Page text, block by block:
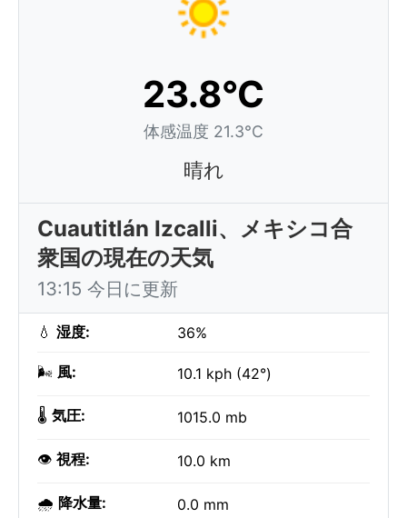
23.8°C
体感温度 21.3°C
晴れ
Cuautitlán Izcalli、メキシコ合
衆国の現在の天気
13:15 今日に更新
💧 湿度: 36%
🌬️ 風: 10.1 kph (42°)
🌡️ 気圧: 1015.0 mb
👁️ 視程: 10.0 km
🌧️ 降水量: 0.0 mm